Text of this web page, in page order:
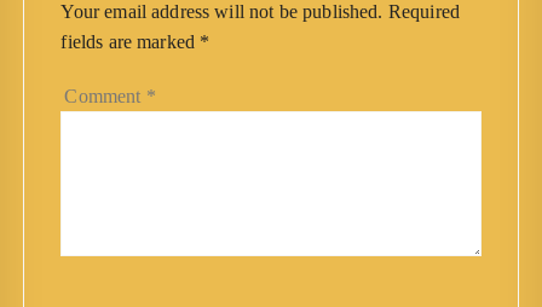
Your email address will not be published. Required
fields are marked *
Comment *